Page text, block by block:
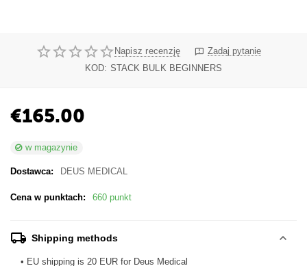
Napisz recenzję
Zadaj pytanie
KOD: STACK BULK BEGINNERS
€165.00
w magazynie
Dostawca: DEUS MEDICAL
Cena w punktach: 660 punkt
Shipping methods
• EU shipping is 20 EUR for Deus Medical